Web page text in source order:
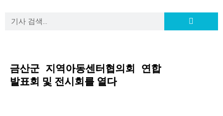
Search
금산군 지역아동센터협의회 연합
발표회 및 전시회를 열다